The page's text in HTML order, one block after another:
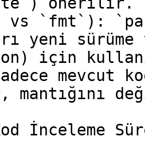
`fmt`):
yeni sürüme
için
İnceleme